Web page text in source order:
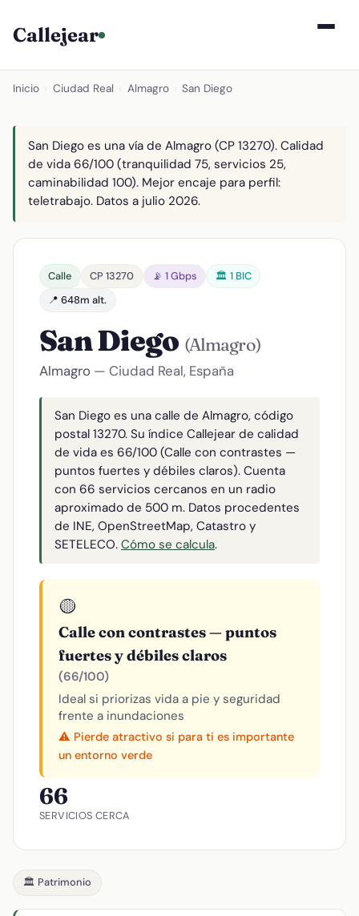
Callejear
Inicio Ciudad Real Almagro San Diego
San Diego es una vía de Almagro (CP 13270). Calidad
de vida 66/100 (tranquilidad 75, servicios 25,
caminabilidad 100). Mejor encaje para perfil:
teletrabajo. Datos a julio 2026.
Calle CP 13270 📡 1 Gbps
🏛️ 1 BIC
📍 648m alt.
San Diego (Almagro)
Almagro — Ciudad Real, España
San Diego es una calle de Almagro, código
postal 13270. Su índice Callejear de calidad
de vida es 66/100 (Calle con contrastes —
puntos fuertes y débiles claros). Cuenta
con 66 servicios cercanos en un radio
aproximado de 500 m. Datos procedentes
de INE, OpenStreetMap, Catastro y
SETELECO. Cómo se calcula.
🟡
Calle con contrastes — puntos
fuertes y débiles claros
(66/100)
Ideal si priorizas vida a pie y seguridad
frente a inundaciones
⚠️ Pierde atractivo si para ti es importante
un entorno verde
66
SERVICIOS CERCA
🏛️ Patrimonio